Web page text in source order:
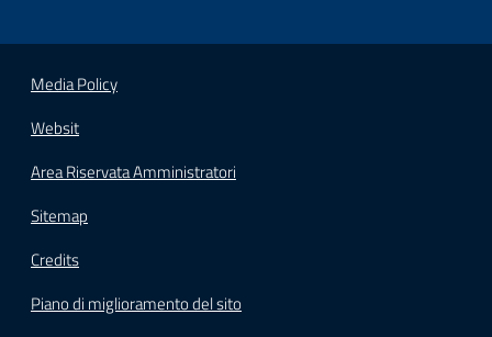
Media Policy
Websit
Area Riservata Amministratori
Sitemap
Credits
Piano di miglioramento del sito